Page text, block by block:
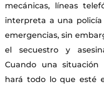
mecánicas, líneas
interpreta a una
emergencias, sin
el secuestro y
Cuando una situación
hará todo lo que esté